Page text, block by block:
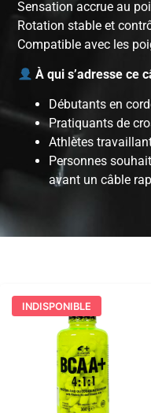
Sensation accrue au
Rotation stable et
Compatible avec les
À qui s’adresse ce
Débutants en
Pratiquants de
Athlètes
Personnes
avant un câble
INDISPONIBLE